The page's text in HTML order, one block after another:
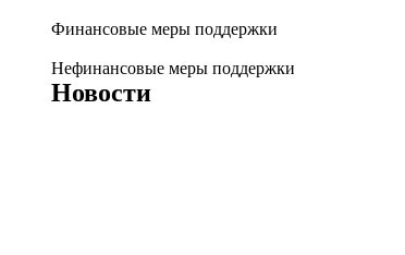
Финансовые меры поддержки
Нефинансовые меры поддержки
Новости